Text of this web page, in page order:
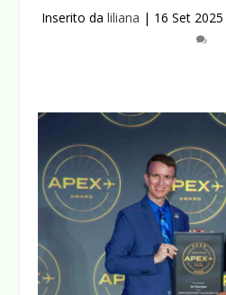
Inserito da liliana | 16 Set 2025